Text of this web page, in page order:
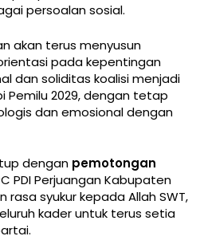
persoalan sosial.
akan terus menyusun
pada kepentingan
dan soliditas koalisi menjadi
Pemilu 2029, dengan tetap
dan emosional dengan
dengan pemotongan
PDI Perjuangan Kabupaten
syukur kepada Allah SWT,
kader untuk terus setia